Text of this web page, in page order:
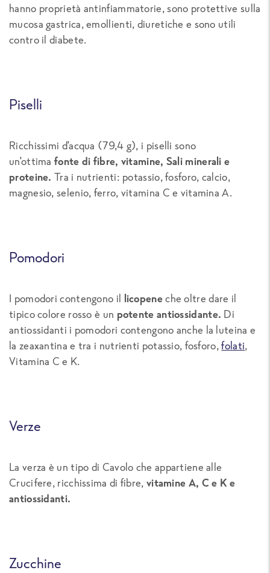
hanno proprietà antinfiammatorie, sono protettive sulla
mucosa gastrica, emollienti, diuretiche e sono utili
contro il diabete.
Piselli
Ricchissimi d’acqua (79,4 g), i piselli sono
un’ottima fonte di fibre, vitamine, Sali minerali e
proteine. Tra i nutrienti: potassio, fosforo, calcio,
magnesio, selenio, ferro, vitamina C e vitamina A.
Pomodori
I pomodori contengono il licopeneche oltre dare il
tipico colore rosso è un potente antiossidante. Di
antiossidanti i pomodori contengono anche la luteina e
la zeaxantina e tra i nutrienti potassio, fosforo,folati,
Vitamina C e K.
Verze
La verza è un tipo di Cavolo che appartiene alle
Crucifere, ricchissima di fibre, vitamine A, C e K e
antiossidanti.
Zucchine